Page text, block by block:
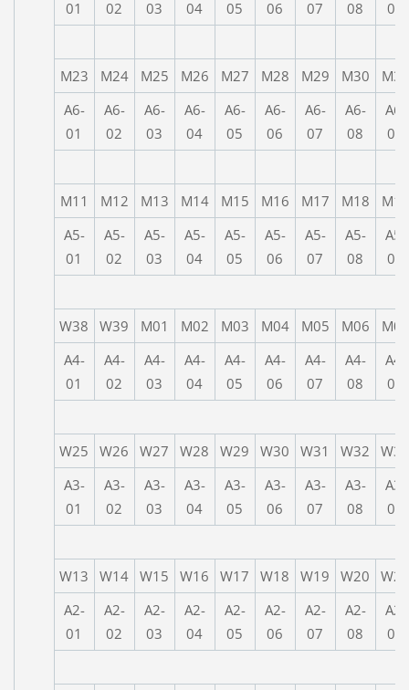
01
02
03
04
05
06
07
08
09
M23 M24 M25 M26 M27 M28 M29 M30
M31
A6-
01
A6-
02
A6-
03
A6-
04
A6-
05
A6-
06
A6-
07
A6-
08
A6-
09
M11 M12 M13 M14 M15 M16 M17 M18
M19
A5-
01
A5-
02
A5-
03
A5-
04
A5-
05
A5-
06
A5-
07
A5-
08
A5-
09
W38 W39 M01 M02 M03 M04 M05 M06
M07
A4-
01
A4-
02
A4-
03
A4-
04
A4-
05
A4-
06
A4-
07
A4-
08
A4-
09
W25 W26 W27 W28 W29 W30 W31 W32
A3-
01
A3-
02
A3-
03
A3-
04
A3-
05
A3-
06
A3-
07
A3-
08
A3-
09
W13 W14 W15 W16 W17 W18 W19 W20
A2-
01
A2-
02
A2-
03
A2-
04
A2-
05
A2-
06
A2-
07
A2-
08
A2-
09